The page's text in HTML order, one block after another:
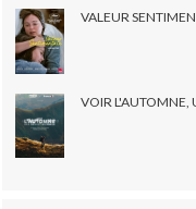
VALEUR
VOIR L'AUTOMNE,